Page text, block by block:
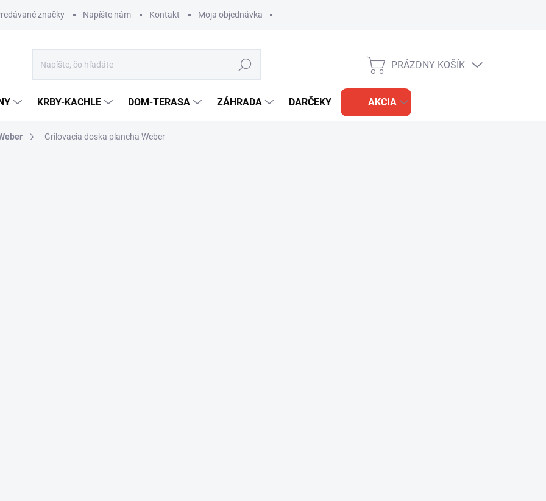
značky Napíšte nám Kontakt Moja objednávka
Hľadať
NÁKUPNÝ
PRÁZDNY KOŠÍK
KRBY-KACHLE DOM-TERASA ZÁHRADA DARČEKY AKCIA
Grilovacia doska plancha Weber